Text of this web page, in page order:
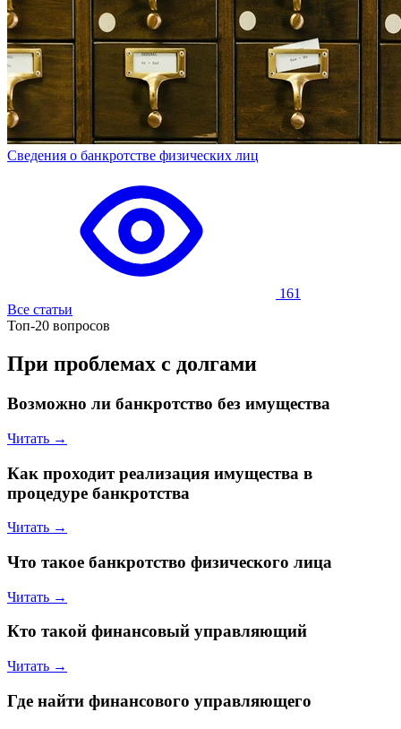
Сведения о банкротстве физических лиц
161
Все статьи
Топ-20 вопросов
При проблемах с долгами
Возможно ли банкротство без имущества
Читать →
Как проходит реализация имущества в
процедуре банкротства
Читать →
Что такое банкротство физического лица
Читать →
Кто такой финансовый управляющий
Читать →
Где найти финансового управляющего